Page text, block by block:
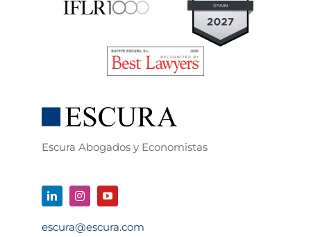
Escura Abogados y Economistas
escura@escura.com